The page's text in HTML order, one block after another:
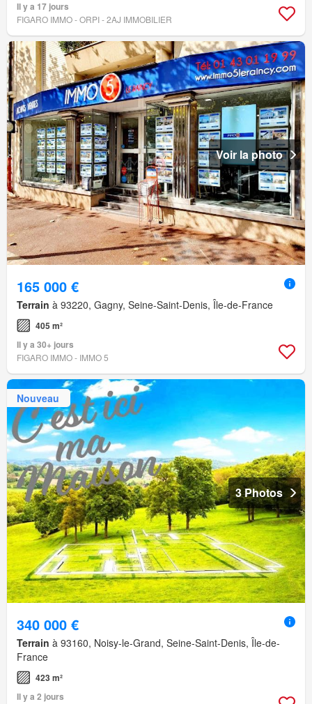
Il y a 17 jours
FIGARO IMMO - ORPI - 2AJ IMMOBILIER
Voir la photo
165 000 €
Terrain à 93220, Gagny, Seine-Saint-Denis, Île-de-France
405 m²
Il y a 30+ jours
FIGARO IMMO - IMMO 5
Nouveau
3 Photos
340 000 €
Terrain à 93160, Noisy-le-Grand, Seine-Saint-Denis, Île-de-
France
423 m²
Il y a 2 jours